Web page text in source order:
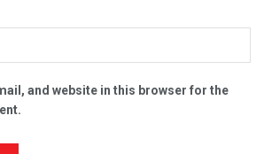
and website in this browser for the